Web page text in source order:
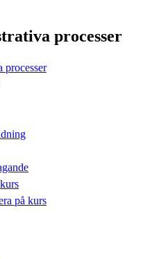
processer
processer
på kurs